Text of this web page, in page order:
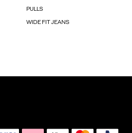
PULLS
WIDE FIT JEANS